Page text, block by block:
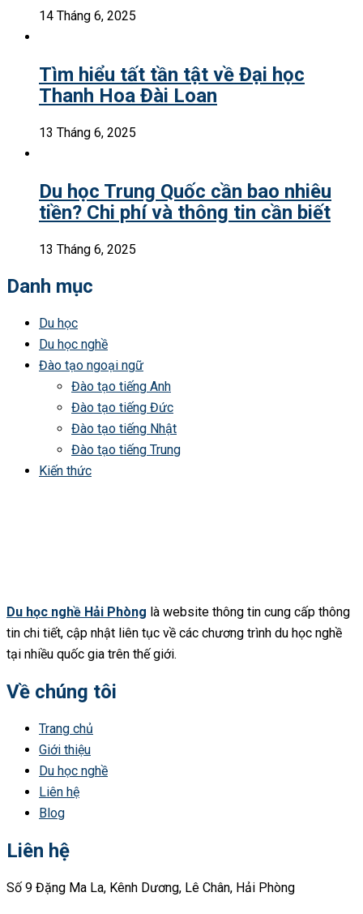
14 Tháng 6, 2025
Tìm hiểu tất tần tật về Đại học
Thanh Hoa Đài Loan
13 Tháng 6, 2025
Du học Trung Quốc cần bao nhiêu
tiền? Chi phí và thông tin cần biết
13 Tháng 6, 2025
Danh mục
Du học
Du học nghề
Đào tạo ngoại ngữ
Đào tạo tiếng Anh
Đào tạo tiếng Đức
Đào tạo tiếng Nhật
Đào tạo tiếng Trung
Kiến thức
Du học nghề Hải Phòng là website thông tin cung cấp thông
tin chi tiết, cập nhật liên tục về các chương trình du học nghề
tại nhiều quốc gia trên thế giới.
Về chúng tôi
Trang chủ
Giới thiệu
Du học nghề
Liên hệ
Blog
Liên hệ
Số 9 Đặng Ma La, Kênh Dương, Lê Chân, Hải Phòng